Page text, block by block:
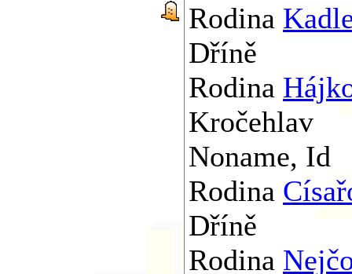
Rodina
Dříně
Rodina
Kročehlav
Noname, Id
Rodina
Dříně
Rodina